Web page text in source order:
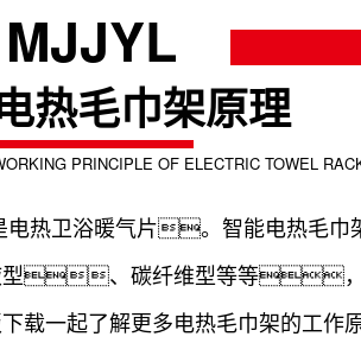
MJJYL
热毛巾架原理
PRINCIPLE OF ELECTRIC TOWEL
热卫浴暖气片。智能电热毛
、碳纤维型等等，
载一起了解更多电热毛巾架的工